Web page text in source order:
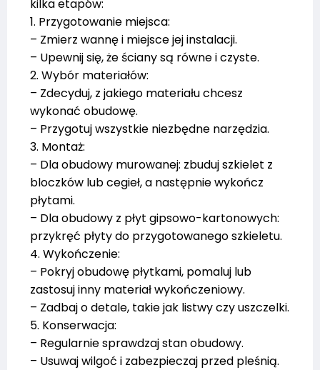
kilka etapów:
1. Przygotowanie miejsca:
– Zmierz wannę i miejsce jej instalacji.
– Upewnij się, że ściany są równe i czyste.
2. Wybór materiałów:
– Zdecyduj, z jakiego materiału chcesz
wykonać obudowę.
– Przygotuj wszystkie niezbędne narzędzia.
3. Montaż:
– Dla obudowy murowanej: zbuduj szkielet z
bloczków lub cegieł, a następnie wykończ
płytami.
– Dla obudowy z płyt gipsowo-kartonowych:
przykręć płyty do przygotowanego szkieletu.
4. Wykończenie:
– Pokryj obudowę płytkami, pomaluj lub
zastosuj inny materiał wykończeniowy.
– Zadbaj o detale, takie jak listwy czy uszczelki.
5. Konserwacja:
– Regularnie sprawdzaj stan obudowy.
– Usuwaj wilgoć i zabezpieczaj przed pleśnią.